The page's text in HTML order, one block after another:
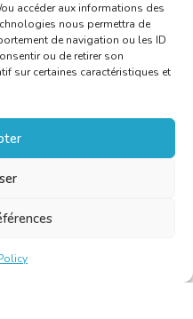
accéder aux informations des
nous permettra de
de navigation ou les ID
ou de retirer son
sur certaines caractéristiques et